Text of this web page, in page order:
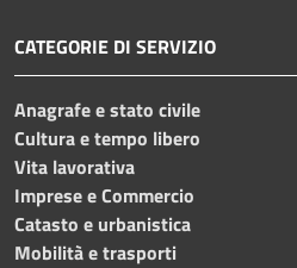
CATEGORIE DI SERVIZIO
Anagrafe e stato civile
Cultura e tempo libero
Vita lavorativa
Imprese e Commercio
Catasto e urbanistica
Mobilità e trasporti